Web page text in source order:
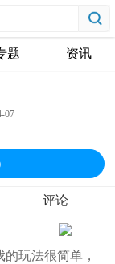
题 资讯
07
评论
玩法很简单，